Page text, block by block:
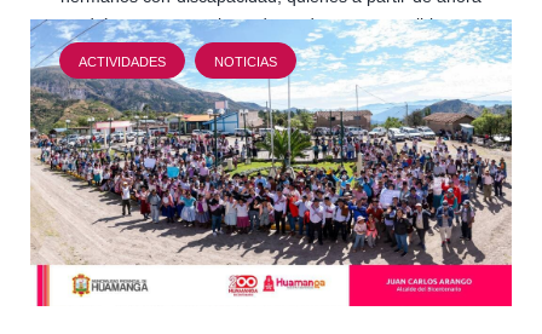
tendrán un espacio adecuado para recibir sus
alimentos,…
ACTIVIDADES NOTICIAS